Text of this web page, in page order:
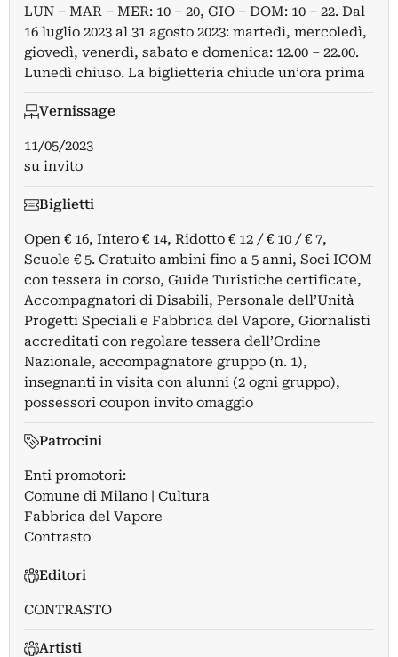
LUN – MAR – MER: 10 – 20, GIO – DOM: 10 – 22. Dal
16 luglio 2023 al 31 agosto 2023: martedì, mercoledì,
giovedì, venerdì, sabato e domenica: 12.00 – 22.00.
Lunedì chiuso. La biglietteria chiude un’ora prima
Vernissage
11/05/2023
su invito
Biglietti
Open € 16, Intero € 14, Ridotto € 12 / € 10 / € 7,
Scuole € 5. Gratuito ambini fino a 5 anni, Soci ICOM
con tessera in corso, Guide Turistiche certificate,
Accompagnatori di Disabili, Personale dell’Unità
Progetti Speciali e Fabbrica del Vapore, Giornalisti
accreditati con regolare tessera dell’Ordine
Nazionale, accompagnatore gruppo (n. 1),
insegnanti in visita con alunni (2 ogni gruppo),
possessori coupon invito omaggio
Patrocini
Enti promotori:
Comune di Milano | Cultura
Fabbrica del Vapore
Contrasto
Editori
CONTRASTO
Artisti